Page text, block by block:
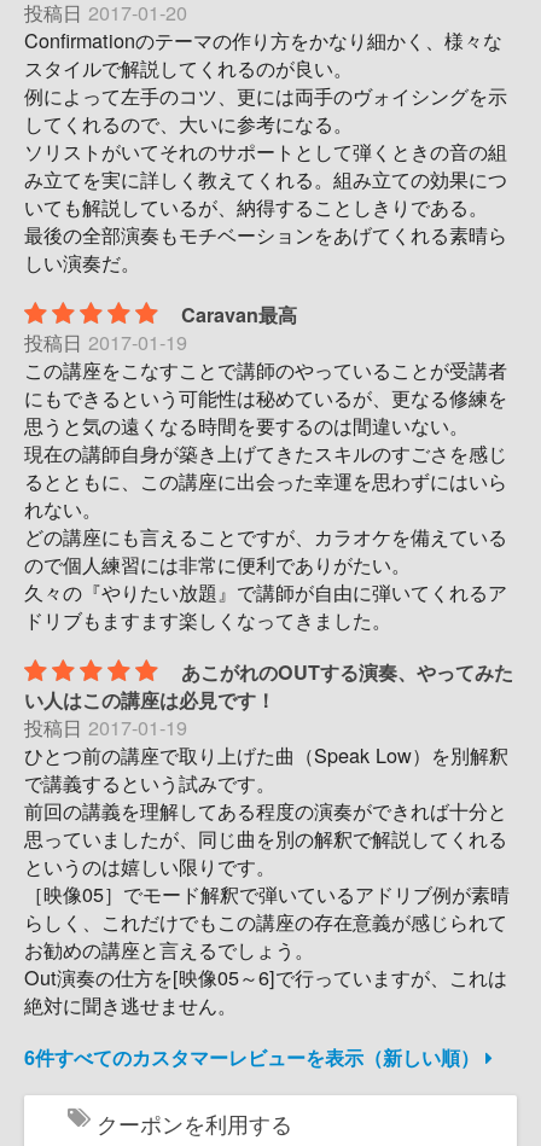
投稿日 2017-01-20
Confirmationのテーマの作り方をかなり細かく、様々な
スタイルで解説してくれるのが良い。
例によって左手のコツ、更には両手のヴォイシングを示
してくれるので、大いに参考になる。
ソリストがいてそれのサポートとして弾くときの音の組
み立てを実に詳しく教えてくれる。組み立ての効果につ
いても解説しているが、納得することしきりである。
最後の全部演奏もモチベーションをあげてくれる素晴ら
しい演奏だ。
Caravan最高
投稿日 2017-01-19
この講座をこなすことで講師のやっていることが受講者
にもできるという可能性は秘めているが、更なる修練を
思うと気の遠くなる時間を要するのは間違いない。
現在の講師自身が築き上げてきたスキルのすごさを感じ
るとともに、この講座に出会った幸運を思わずにはいら
れない。
どの講座にも言えることですが、カラオケを備えている
ので個人練習には非常に便利でありがたい。
久々の『やりたい放題』で講師が自由に弾いてくれるア
ドリブもますます楽しくなってきました。
あこがれのOUTする演奏、やってみた
い人はこの講座は必見です！
投稿日 2017-01-19
ひとつ前の講座で取り上げた曲（Speak Low）を別解釈
で講義するという試みです。
前回の講義を理解してある程度の演奏ができれば十分と
思っていましたが、同じ曲を別の解釈で解説してくれる
というのは嬉しい限りです。
［映像05］でモード解釈で弾いているアドリブ例が素晴
らしく、これだけでもこの講座の存在意義が感じられて
お勧めの講座と言えるでしょう。
Out演奏の仕方を[映像05～6]で行っていますが、これは
絶対に聞き逃せません。
6件すべてのカスタマーレビューを表示（新しい順）
クーポンを利用する